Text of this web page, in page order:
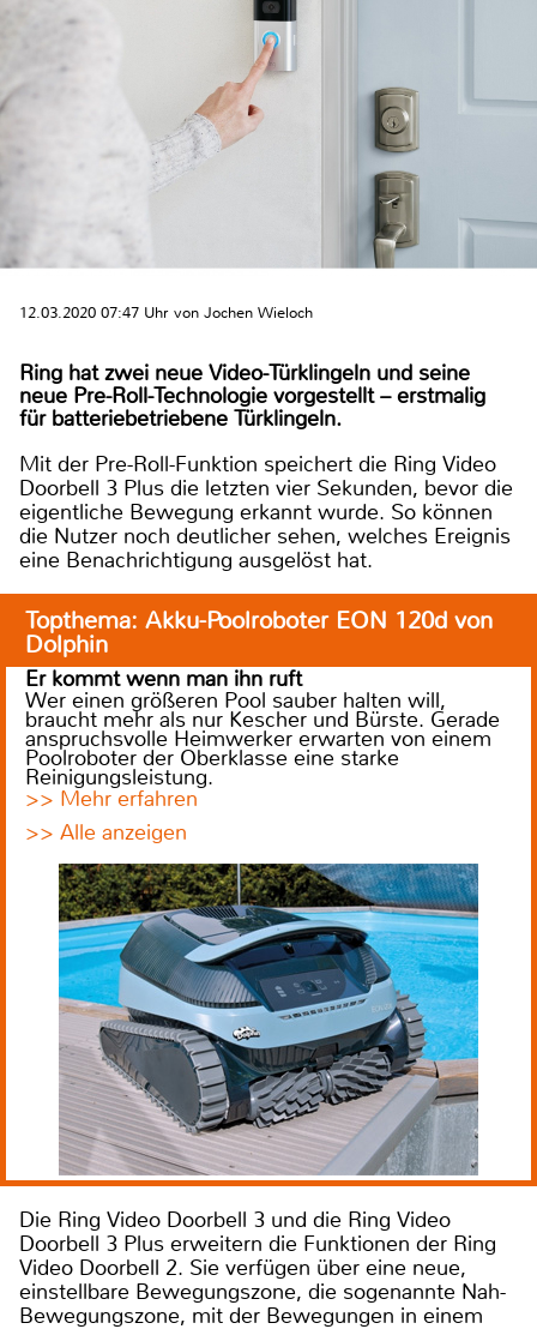
12.03.2020 07:47 Uhr von Jochen Wieloch
Ring hat zwei neue Video-Türklingeln und seine
neue Pre-Roll-Technologie vorgestellt – erstmalig
für batteriebetriebene Türklingeln.
Mit der Pre-Roll-Funktion speichert die Ring Video
Doorbell 3 Plus die letzten vier Sekunden, bevor die
eigentliche Bewegung erkannt wurde. So können
die Nutzer noch deutlicher sehen, welches Ereignis
eine Benachrichtigung ausgelöst hat.
Topthema: Akku-Poolroboter EON 120d von
Dolphin
Er kommt wenn man ihn ruft
Wer einen größeren Pool sauber halten will,
braucht mehr als nur Kescher und Bürste. Gerade
anspruchsvolle Heimwerker erwarten von einem
Poolroboter der Oberklasse eine starke
Reinigungsleistung.
>> Mehr erfahren
>> Alle anzeigen
Die Ring Video Doorbell 3 und die Ring Video
Doorbell 3 Plus erweitern die Funktionen der Ring
Video Doorbell 2. Sie verfügen über eine neue,
einstellbare Bewegungszone, die sogenannte Nah-
Bewegungszone, mit der Bewegungen in einem